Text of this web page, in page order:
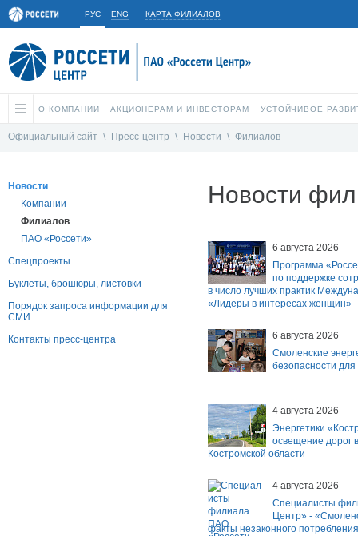
РУС ENG КАРТА ФИЛИАЛОВ
О КОМПАНИИ АКЦИОНЕРАМ И ИНВЕСТОРАМ УСТОЙЧИВОЕ
Официальный сайт \ Пресс-центр \ Новости \ Филиалов
Новости
Компании
Филиалов
ПАО «Россети»
Спецпроекты
Буклеты, брошюры, листовки
Порядок запроса информации для
СМИ
Контакты пресс-центра
Новости
6 августа 2026
Программа
по поддержке
в число лучших практик
«Лидеры в интересах женщин»
6 августа 2026
Смоленские
безопасности для
4 августа 2026
Энергетики
освещение дорог
Костромской области
4 августа 2026
Специалисты
Центр» -
факты незаконного